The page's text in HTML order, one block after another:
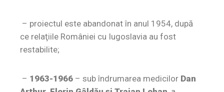
– proiectul este abandonat în anul 1954, după
ce relaţiile României cu Iugoslavia au fost
restabilite;
– 1963-1966 – sub îndrumarea medicilor Dan